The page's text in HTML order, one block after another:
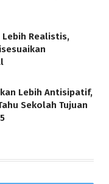
Lebih Realistis,
Lebih Antisipatif,
Sekolah Tujuan